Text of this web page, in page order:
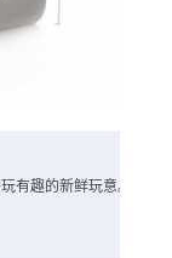
有趣的新鲜玩意。